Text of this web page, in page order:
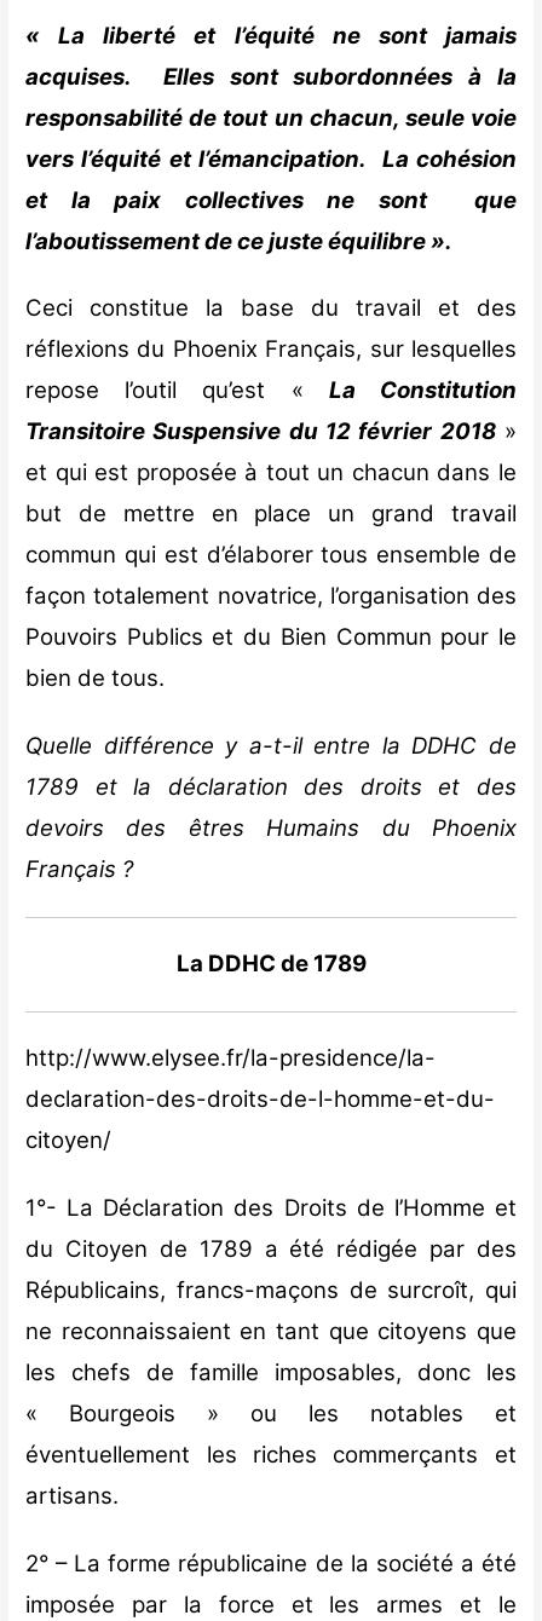
« La liberté et l’équité ne sont jamais
acquises. Elles sont subordonnées à la
responsabilité de tout un chacun, seule voie
vers l’équité et l’émancipation. La cohésion
et la paix collectives ne sont que
l’aboutissement de ce juste équilibre ».
Ceci constitue la base du travail et des
réflexions du Phoenix Français, sur lesquelles
repose l’outil qu’est « La Constitution
Transitoire Suspensive du 12 février 2018»
et qui est proposée à tout un chacun dans le
but de mettre en place un grand travail
commun qui est d’élaborer tous ensemble de
façon totalement novatrice, l’organisation des
Pouvoirs Publics et du Bien Commun pour le
bien de tous.
Quelle différence y a-t-il entre la DDHC de
1789 et la déclaration des droits et des
devoirs des êtres Humains du Phoenix
Français ?
La DDHC de 1789
http://www.elysee.fr/la-presidence/la-
declaration-des-droits-de-l-homme-et-du-
citoyen/
1°- La Déclaration des Droits de l’Homme et
du Citoyen de 1789 a été rédigée par des
Républicains, francs-maçons de surcroît, qui
ne reconnaissaient en tant que citoyens que
les chefs de famille imposables, donc les
« Bourgeois » ou les notables et
éventuellement les riches commerçants et
artisans.
2° – La forme républicaine de la société a été
imposée par la force et les armes et le